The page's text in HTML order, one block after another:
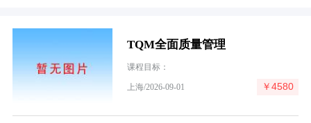
TQM全面质量管理
课程目标：
上海/2026-09-01 ￥4580